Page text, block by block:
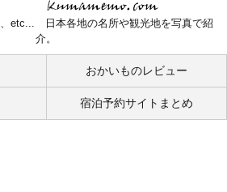
etc... 日本各地の名所や観光地を写真で紹
介。
おかいものレビュー
宿泊予約サイトまとめ